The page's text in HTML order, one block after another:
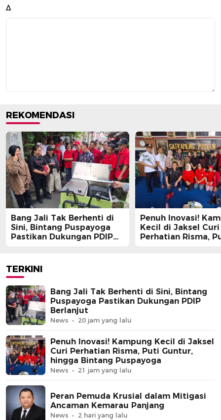
Δ
REKOMENDASI
Bang Jali Tak Berhenti di
Sini, Bintang Puspayoga
Pastikan Dukungan PDIP
Penuh Inovasi!
Kecil di Jaksel Curi
Perhatian Risma,
TERKINI
Bang Jali Tak Berhenti di Sini, Bintang
Puspayoga Pastikan Dukungan PDIP
Berlanjut
News 20 jam yang lalu
Penuh Inovasi! Kampung Kecil di Jaksel
Curi Perhatian Risma, Puti Guntur,
hingga Bintang Puspayoga
News 21 jam yang lalu
Peran Pemuda Krusial dalam Mitigasi
Ancaman Kemarau Panjang
News 2 hari yang lalu